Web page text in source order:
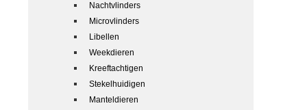
Nachtvlinders
Microvlinders
Libellen
Weekdieren
Kreeftachtigen
Stekelhuidigen
Manteldieren